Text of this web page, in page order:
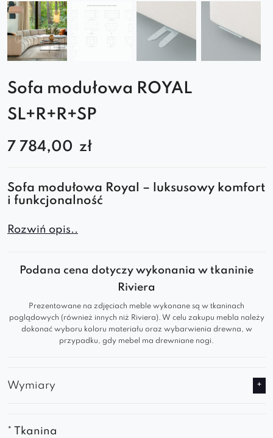
Sofa modułowa ROYAL
SL+R+R+SP
7 784,00 zł
Sofa modułowa Royal – luksusowy komfort
i funkcjonalność
Sofa modułowa Royal to połączenie
salonu, sypialni lub biura, zapewniając wygodę i
Cechy produktu:
Modułowa konstrukcja: Umożliwia łatwe
komfort użytkowania przez cały dzień.
Trwałe materiały
Rozwiń opis..
Podana cena dotyczy wykonania w tkaninie
Riviera
Prezentowane na zdjęciach meble wykonane są w tkaninach
poglądowych (również innych niż Riviera). W celu zakupu mebla należy
dokonać wyboru koloru materiału oraz wybarwienia drewna, w
przypadku, gdy mebel ma drewniane nogi.
Wymiary
* Tkanina